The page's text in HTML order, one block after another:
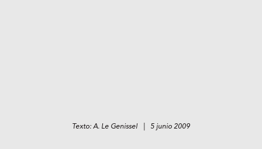
Texto: A. Le Genissel | 5 junio 2009